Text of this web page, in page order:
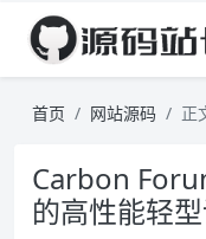
首页 网站源码 正
Carbon
的高性能轻